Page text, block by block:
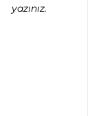
yazınız.